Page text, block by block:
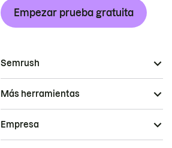
Empezar prueba gratuita
Semrush
Más herramientas
Empresa